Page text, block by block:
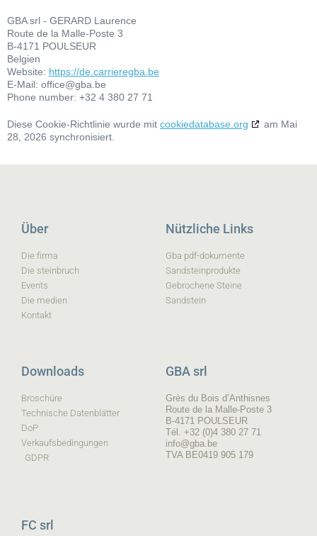
GBA srl - GERARD Laurence
Route de la Malle-Poste 3
B-4171 POULSEUR
Belgien
Website: https://de.carrieregba.be
E-Mail: office@gba.be
Phone number: +32 4 380 27 71
Diese Cookie-Richtlinie wurde mit cookiedatabase.org
am Mai
28, 2026 synchronisiert.
Über
Die firma
Die steinbruch
Events
Die medien
Kontakt
Nützliche Links
Gba pdf-dokumente
Sandsteinprodukte
Gebrochene Steine
Sandstein
Downloads
Broschüre
Technische Datenblätter
DoP
Verkaufsbedingungen
GDPR
GBA srl
Grès du Bois d’Anthisnes
Route de la Malle-Poste 3
B-4171 POULSEUR
Tél. +32 (0)4 380 27 71
info@gba.be
TVA BE0419 905 179
FC srl